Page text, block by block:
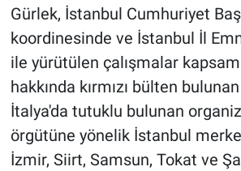
Gürlek, İstanbul Cumhuriyet
koordinesinde ve İstanbul İl
ile yürütülen çalışmalar
hakkında kırmızı bülten
İtalya'da tutuklu bulunan
örgütüne yönelik İstanbul
İzmir, Siirt, Samsun, Tokat ve